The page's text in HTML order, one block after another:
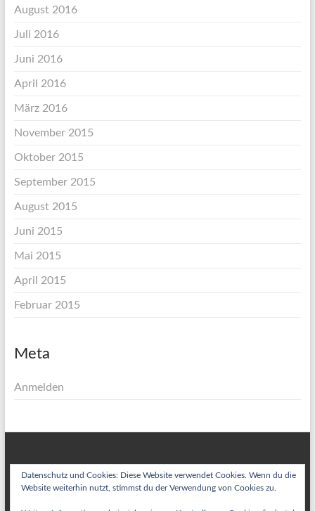
August 2016
Juli 2016
Juni 2016
April 2016
März 2016
November 2015
Oktober 2015
September 2015
August 2015
Juni 2015
Mai 2015
April 2015
Februar 2015
Meta
Anmelden
Datenschutz und Cookies: Diese Website verwendet Cookies. Wenn du die
Website weiterhin nutzt, stimmst du der Verwendung von Cookies zu.